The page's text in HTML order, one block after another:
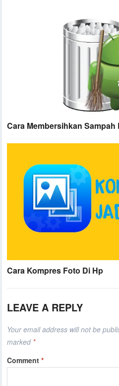
Cara Membersihkan Sampah
Cara Kompres Foto Di Hp
LEAVE A REPLY
Your email address will not be
marked *
Comment*